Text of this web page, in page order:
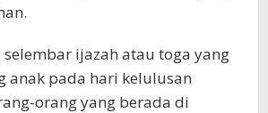
selembar ijazah atau toga yang
anak pada hari kelulusan
orang yang berada di